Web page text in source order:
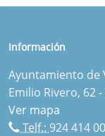
Información
Ayuntamiento de
Emilio Rivero, 62
Ver mapa
Telf.: 924 414